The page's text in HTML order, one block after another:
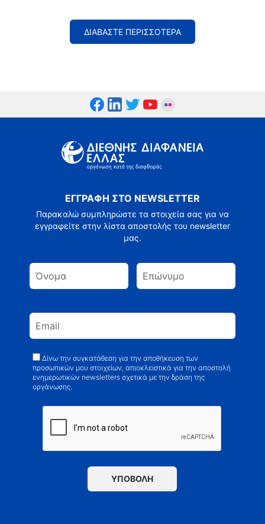
ΔΙΑΒΑΣΤΕ ΠΕΡΙΣΣΟΤΕΡΑ
ΕΓΓΡΑΦΗ ΣΤΟ NEWSLETTER
Παρακαλώ συμπληρώστε τα στοιχεία σας για να
εγγραφείτε στην λίστα αποστολής του newsletter
μας.
Δίνω την συγκατάθεση για την αποθήκευση των
προσωπικών μου στοιχείων, απιοκλειστικά για την αποστολή
ενημερωτικών newsletters σχετικά με την δράση της
οργάνωσης.